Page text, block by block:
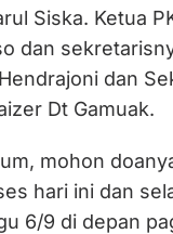
Siska. Ketua
dan
dan
Dt Gamuak.
mohon
hari ini dan
6/9 di depan